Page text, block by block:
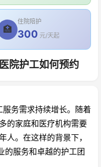
🏥
住院陪护
300 元/天起
院护工如何预约
务需求持续增长。随着
的家庭和医疗机构需要
人。在这样的背景下，
的服务和卓越的护工团